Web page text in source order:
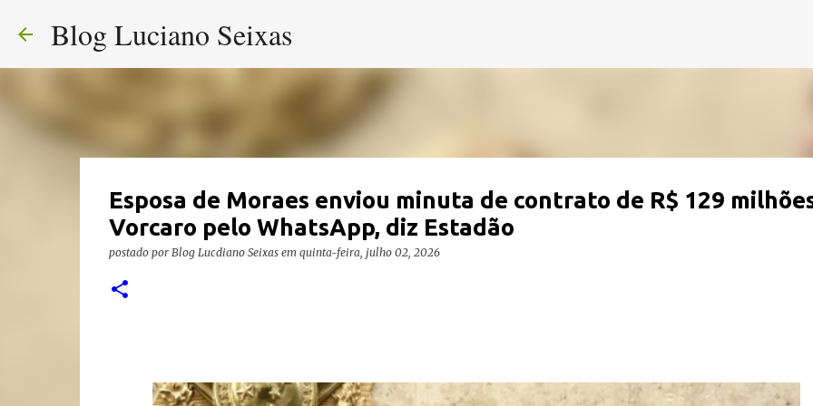
Blog Luciano Seixas
Esposa de Moraes enviou minuta de contrato de R$ 129
Vorcaro pelo WhatsApp, diz Estadão
postado por Blog Lucdiano Seixas em quinta-feira, julho 02, 2026